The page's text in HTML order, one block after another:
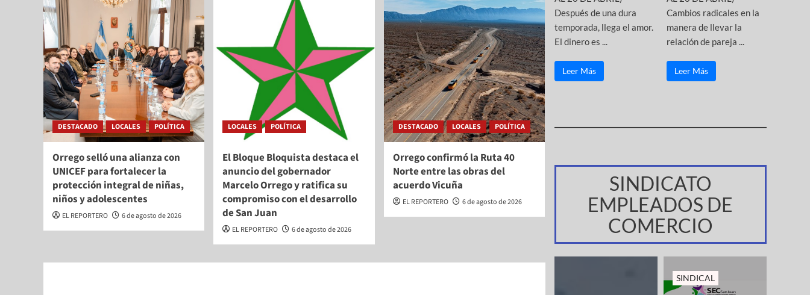
DESTACADO LOCALES POLÍTICA
Orrego selló una alianza con
UNICEF para fortalecer la
protección integral de niñas,
niños y adolescentes
EL REPORTERO 6 de agosto de 2026
LOCALES POLÍTICA
El Bloque Bloquista destaca el
anuncio del gobernador
Marcelo Orrego y ratifica su
compromiso con el desarrollo
de San Juan
EL REPORTERO 6 de agosto de 2026
DESTACADO LOCALES POLÍTICA
Orrego confirmó la Ruta 40
Norte entre las obras del
acuerdo Vicuña
EL REPORTERO 6 de agosto de 2026
Después de una dura
temporada, llega el amor.
El dinero es ...
Leer Más
Cambios radicales en la
manera de llevar la
relación de pareja ...
Leer Más
SINDICATO
EMPLEADOS DE
COMERCIO
SINDICAL